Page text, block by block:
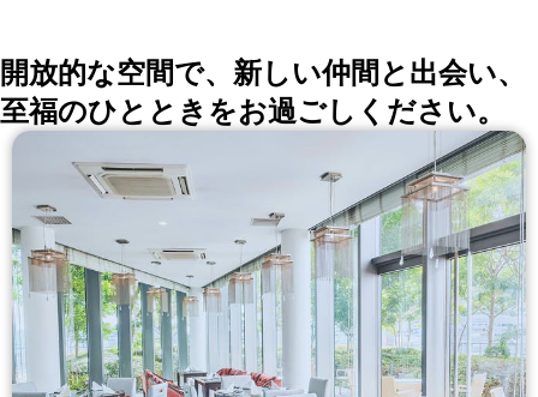
開放的な空間で、新しい仲間と出会い、
至福のひとときをお過ごしください。